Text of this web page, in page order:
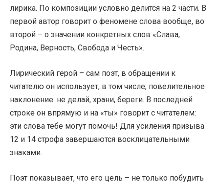
лирика. По композиции условно делится на 2 части. В
первой автор говорит о феномене слова вообще, во
второй – о значении конкретных слов «Слава,
Родина, Верность, Свобода и Честь».
Лирический герой – сам поэт, в обращении к
читателю он использует, в том числе, повелительное
наклонение: не делай, храни, береги. В последней
строке он впрямую и на «ты» говорит с читателем:
эти слова тебе могут помочь! Для усиления призыва
12 и 14 строфа завершаются восклицательными
знаками.
Поэт показывает, что его цель – не только побудить